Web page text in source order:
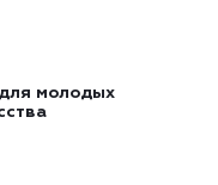
молодых